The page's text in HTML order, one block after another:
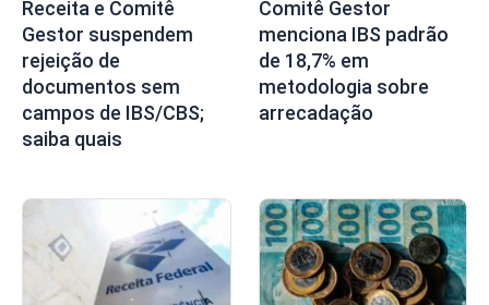
Receita e Comitê
Gestor suspendem
rejeição de
documentos sem
campos de IBS/CBS;
saiba quais
Comitê Gestor
menciona IBS padrão
de 18,7% em
metodologia sobre
arrecadação